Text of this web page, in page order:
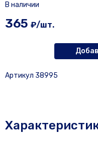
В наличии
365 ₽/шт.
Артикул 38995